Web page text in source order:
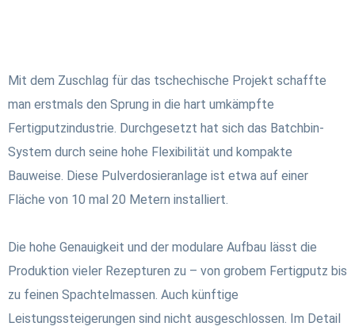
Mit dem Zuschlag für das tschechische Projekt schaffte
man erstmals den Sprung in die hart umkämpfte
Fertigputzindustrie. Durchgesetzt hat sich das Batchbin-
System durch seine hohe Flexibilität und kompakte
Bauweise. Diese Pulverdosieranlage ist etwa auf einer
Fläche von 10 mal 20 Metern installiert.
Die hohe Genauigkeit und der modulare Aufbau lässt die
Produktion vieler Rezepturen zu – von grobem Fertigputz bis
zu feinen Spachtelmassen. Auch künftige
Leistungssteigerungen sind nicht ausgeschlossen. Im Detail